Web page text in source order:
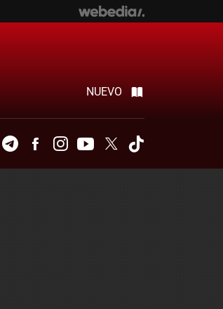
NUEVO
TelegramFacebookInstagramYoutubeTwitter